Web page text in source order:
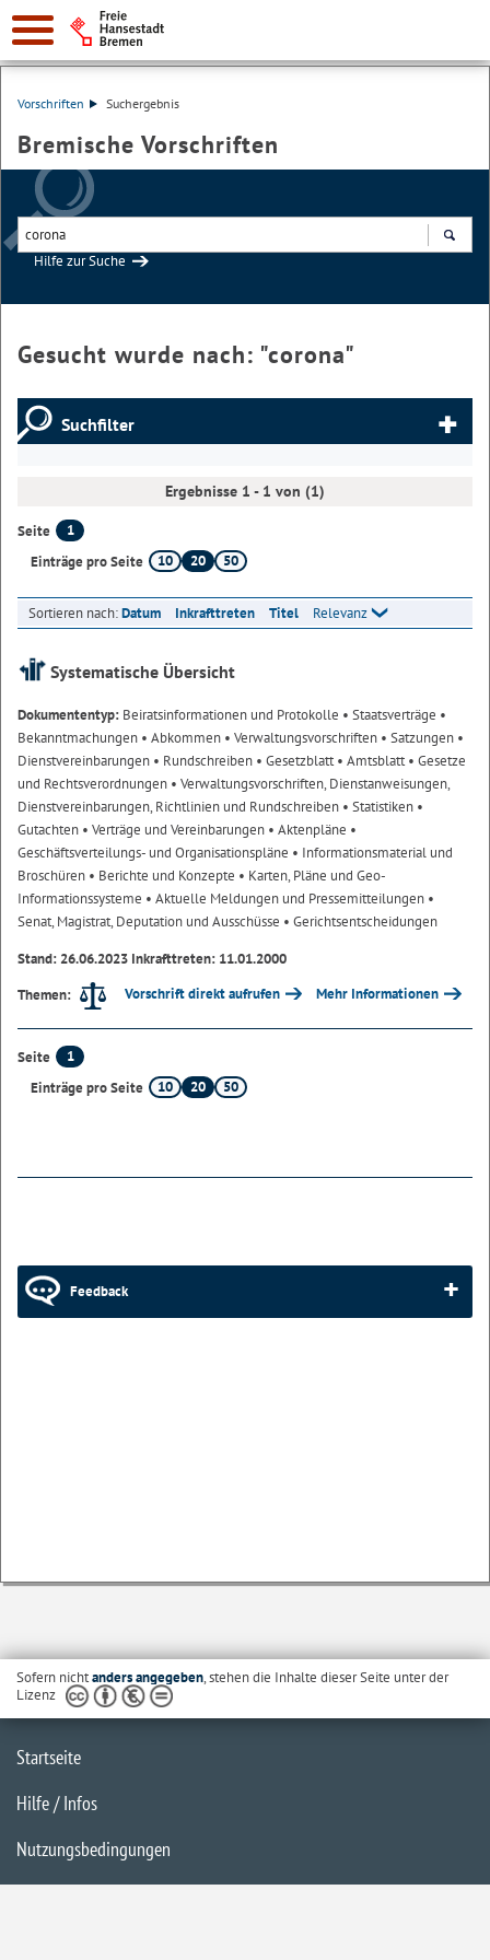
Vorschriften Suchergebnis
Bremische Vorschriften
Hilfe zur Suche
Gesucht wurde nach: "corona"
Suchfilter
Ergebnisse 1 - 1 von (1)
Seite
1
Einträge pro Seite
10 20 50
Sortieren nach:Datum Inkrafttreten Titel Relevanz
Systematische Übersicht
Dokumententyp: Beiratsinformationen und Protokolle • Staatsverträge •
Bekanntmachungen • Abkommen • Verwaltungsvorschriften • Satzungen •
Dienstvereinbarungen • Rundschreiben • Gesetzblatt• Amtsblatt• Gesetze
und Rechtsverordnungen • Verwaltungsvorschriften, Dienstanweisungen,
Dienstvereinbarungen, Richtlinien und Rundschreiben • Statistiken •
Gutachten • Verträge und Vereinbarungen • Aktenpläne •
Geschäftsverteilungs- und Organisationspläne • Informationsmaterial und
Broschüren • Berichte und Konzepte • Karten, Pläne und Geo-
Informationssysteme • Aktuelle Meldungen und Pressemitteilungen •
Senat, Magistrat, Deputation und Ausschüsse • Gerichtsentscheidungen
Stand: 26.06.2023 Inkrafttreten: 11.01.2000
Themen:
Vorschrift direkt aufrufen Mehr Informationen
Seite
1
Einträge pro Seite
10 20 50
Feedback
Sofern nichtanders angegeben, stehen die Inhalte dieser Seite unter der
Lizenz
Startseite
Hilfe / Infos
Nutzungsbedingungen